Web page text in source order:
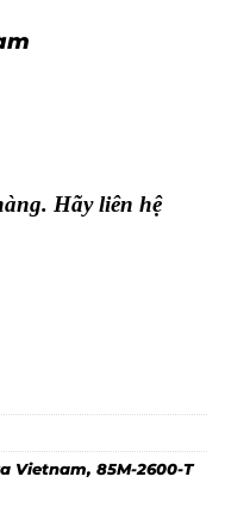
Hãy liên hệ
Vietnam, 85M-2600-T